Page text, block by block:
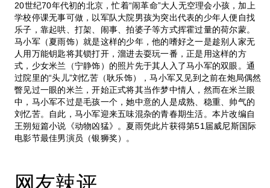
20世纪70年代初的北京，忙着“闹革命”大人无空理会小孩，加上
学校停课无事可做，以军队大院男孩为突出代表的少年人便自找
乐子，靠起哄、打架、闹事、拍婆子等方式挥霍过量的荷尔蒙。
马小军（夏雨饰）就是这样的少年，他的嗜好之一是趁别人家无
人用万能钥匙将其锁打开，溜进去耍玩一番，正是用这样的方
式，少女米兰（宁静饰）的照片先于其人入了马小军的双眼。通
过院里的“头儿”刘忆苦（耿乐饰），马小军又见到之前在炮局偶然
瞥见过一眼的米兰，开始正式将其当作梦中情人，然而在米兰眼
中，马小军不过是毛孩一个，她中意的人是成熟、稳重、帅气的
刘忆苦。自此，马小军迎来五味混杂的青春期生活。本片改编自
王朔短篇小说《动物凶猛》。夏雨凭此片获得第51届威尼斯国际
电影节最佳男演员（银狮奖）。
网友辣评